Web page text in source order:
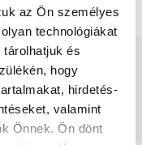
az Ön személyes
technológiákat
és
hogy
hirdetés-
valamint
Önnek. Ön dönt
FELÜLETEI